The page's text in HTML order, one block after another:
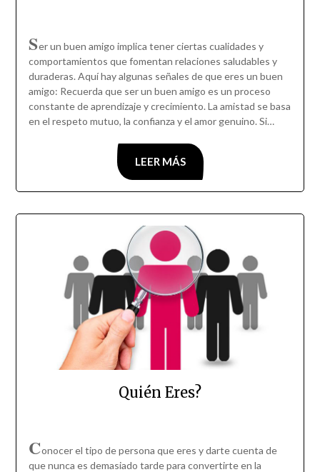
Ser un buen amigo implica tener ciertas cualidades y
comportamientos que fomentan relaciones saludables y
duraderas. Aquí hay algunas señales de que eres un buen
amigo: Recuerda que ser un buen amigo es un proceso
constante de aprendizaje y crecimiento. La amistad se basa
en el respeto mutuo, la confianza y el amor genuino. Si…
LEER MÁS
Quién Eres?
Conocer el tipo de persona que eres y darte cuenta de
que nunca es demasiado tarde para convertirte en la